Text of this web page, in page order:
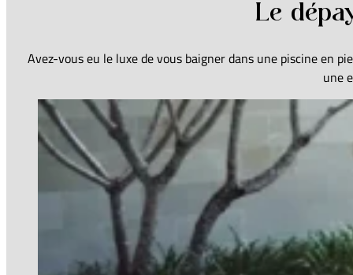
Le
Avez-vous eu le luxe de vous baigner dans une piscine en
une